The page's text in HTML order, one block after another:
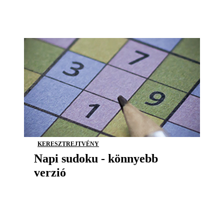
KERESZTREJTVÉNY
Napi sudoku - könnyebb
verzió